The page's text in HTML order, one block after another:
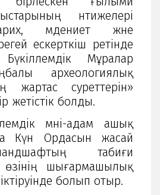
нәтижелері
мәдениет және
ескерткіш ретінде
Мұралар
археологиялық
жартас суреттерін»
жетістік болды.
мәні-адам ашық
Күн Ордасын жасай
табиғи
өзінің шығармашылық
болып отыр.